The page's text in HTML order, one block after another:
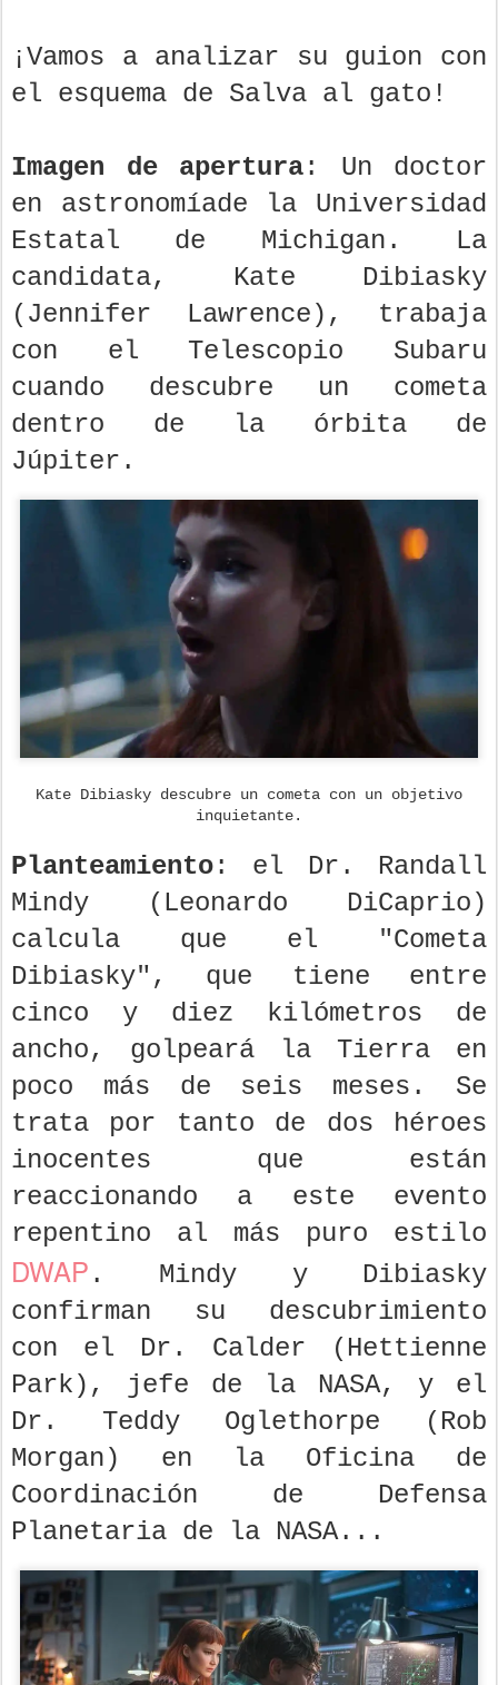
¡Vamos a analizar su guion con
el esquema de Salva al gato!
Imagen de apertura: Un doctor
en astronomíade la Universidad
Estatal de Michigan. La
candidata, Kate Dibiasky
(Jennifer Lawrence), trabaja
con el Telescopio Subaru
cuando descubre un cometa
dentro de la órbita de
Júpiter.
Kate Dibiasky descubre un cometa con un objetivo
inquietante.
Planteamiento: el Dr. Randall
Mindy (Leonardo DiCaprio)
calcula que el "Cometa
Dibiasky", que tiene entre
cinco y diez kilómetros de
ancho, golpeará la Tierra en
poco más de seis meses. Se
trata por tanto de dos héroes
inocentes que están
reaccionando a este evento
repentino al más puro estilo
DWAP . Mindy y Dibiasky
confirman su descubrimiento
con el Dr. Calder (Hettienne
Park), jefe de la NASA, y el
Dr. Teddy Oglethorpe (Rob
Morgan) en la Oficina de
Coordinación de Defensa
Planetaria de la NASA...